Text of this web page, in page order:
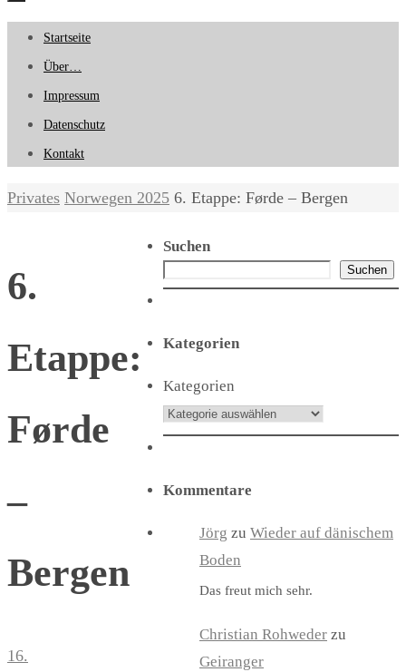
Zum
Inhalt
springen
Startseite
Über…
Impressum
Datenschutz
Kontakt
Start
Privates Norwegen 2025 6. Etappe: Førde – Bergen
6.
Etappe:
Førde
–
Bergen
16.
Suchen
Suchen
Kategorien
Kategorien
Kommentare
Jörg zu Wieder auf dänischem
Boden
Das freut mich sehr.
Christian Rohweder zu
Geiranger